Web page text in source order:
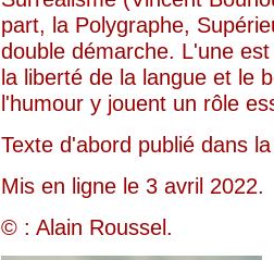
part, la Polygraphe,
double démarche. L'une
la liberté de la langue et le
l'humour y jouent un rôle
Texte d'abord publié dans
Mis en ligne le 3 avril 2022.
© : Alain Roussel.